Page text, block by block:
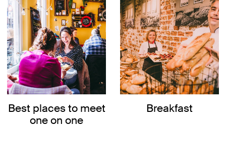
Best places to meet
one on one
Breakfast